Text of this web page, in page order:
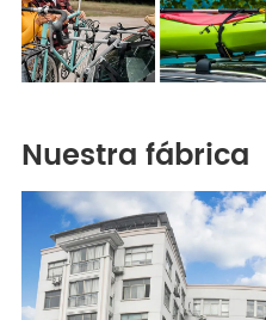
Nuestra fábrica